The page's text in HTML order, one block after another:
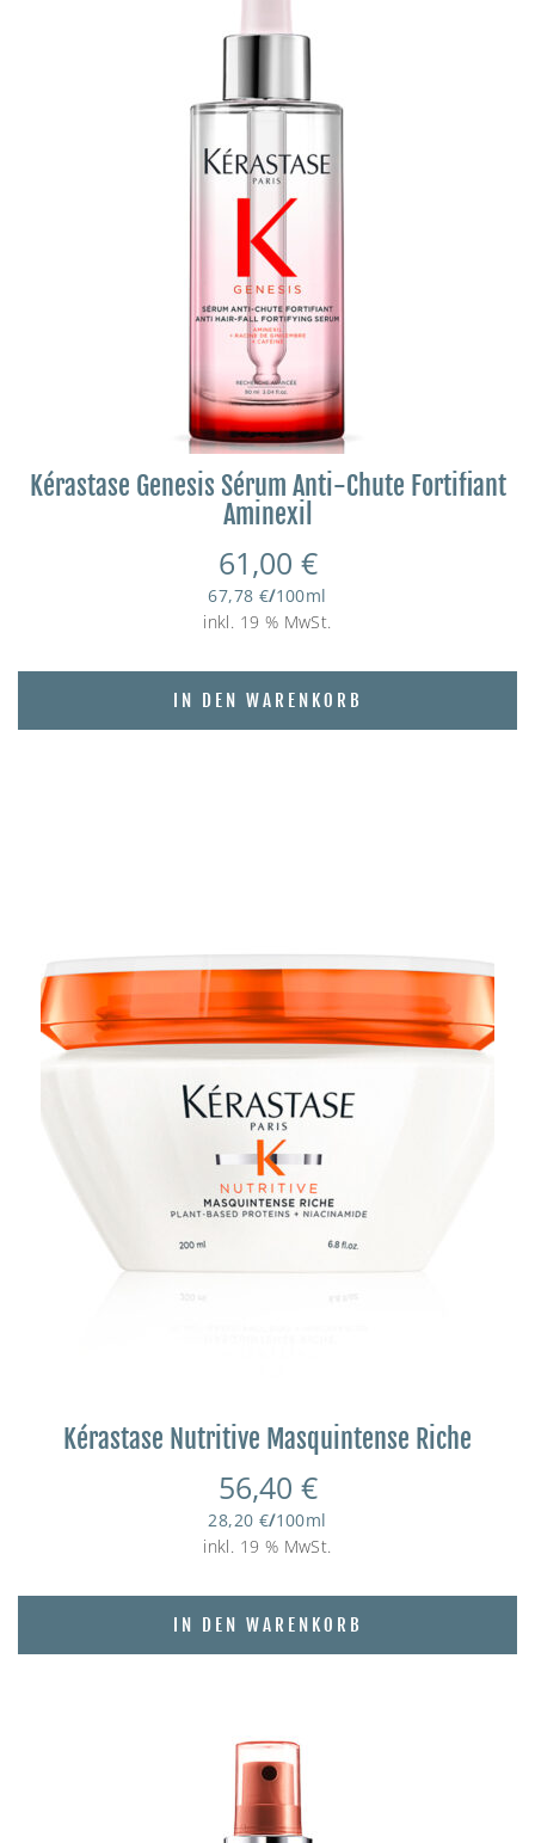
Kérastase Genesis Sérum Anti-Chute Fortifiant
Aminexil
61,00 €
67,78 €/100ml
inkl. 19 % MwSt.
IN DEN WARENKORB
Kérastase Nutritive Masquintense Riche
56,40 €
28,20 €/100ml
inkl. 19 % MwSt.
IN DEN WARENKORB